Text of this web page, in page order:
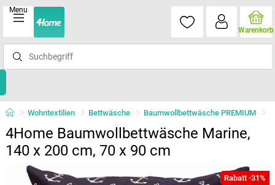
Menu
Warenkorb
Wohntextilien Bettwäsche Baumwollbettwäsche PREMIUM
4Home Baumwollbettwäsche Marine,
140 x 200 cm, 70 x 90 cm
Rabatt -31%